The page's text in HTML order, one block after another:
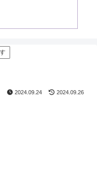
2024.09.24 2024.09.26